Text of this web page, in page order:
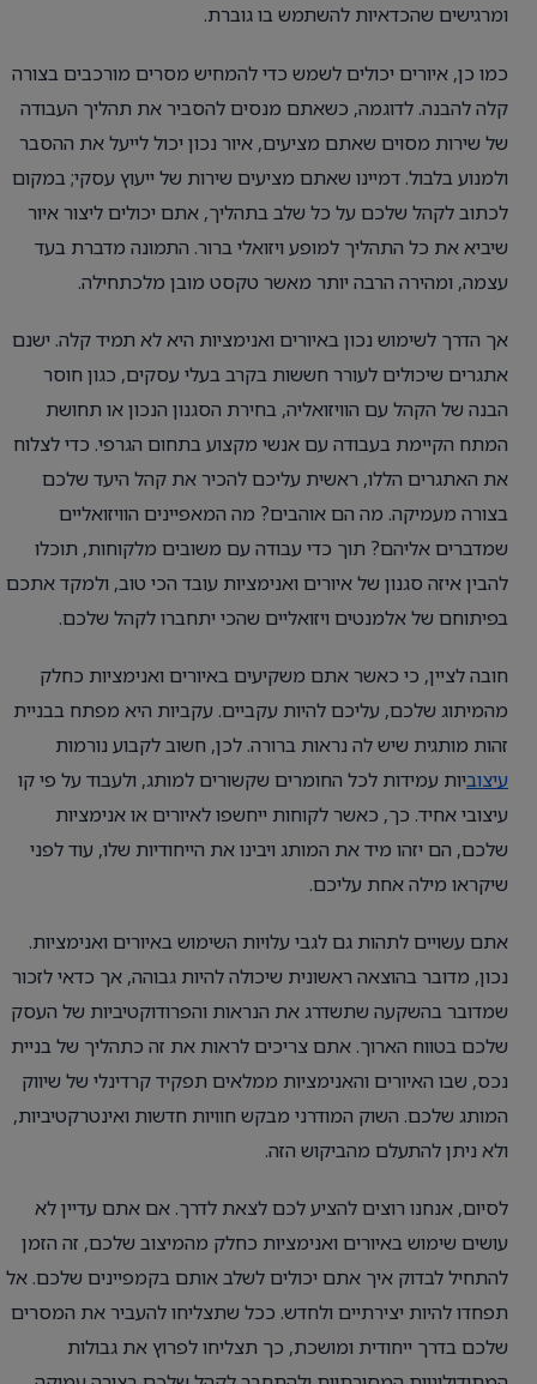
ומרגישים שהכדאיות להשתמש בו גוברת.
כמו כן, איורים יכולים לשמש כדי להמחיש מסרים מורכבים בצורה
קלה להבנה. לדוגמה, כשאתם מנסים להסביר את תהליך העבודה
של שירות מסוים שאתם מציעים, איור נכון יכול לייעל את ההסבר
ולמנוע בלבול. דמיינו שאתם מציעים שירות של ייעוץ עסקי; במקום
לכתוב לקהל שלכם על כל שלב בתהליך, אתם יכולים ליצור איור
שיביא את כל התהליך למופע ויזואלי ברור. התמונה מדברת בעד
עצמה, ומהירה הרבה יותר מאשר טקסט מובן מלכתחילה.
אך הדרך לשימוש נכון באיורים ואנימציות היא לא תמיד קלה. ישנם
אתגרים שיכולים לעורר חששות בקרב בעלי עסקים, כגון חוסר
הבנה של הקהל עם הוויזואליה, בחירת הסגנון הנכון או תחושת
המתח הקיימת בעבודה עם אנשי מקצוע בתחום הגרפי. כדי לצלוח
את האתגרים הללו, ראשית עליכם להכיר את קהל היעד שלכם
בצורה מעמיקה. מה הם אוהבים? מה המאפיינים הוויזואליים
שמדברים אליהם? תוך כדי עבודה עם משובים מלקוחות, תוכלו
להבין איזה סגנון של איורים ואנימציות עובד הכי טוב, ולמקד אתכם
בפיתוחם של אלמנטים ויזואליים שהכי יתחברו לקהל שלכם.
חובה לציין, כי כאשר אתם משקיעים באיורים ואנימציות כחלק
מהמיתוג שלכם, עליכם להיות עקביים. עקביות היא מפתח בבניית
זהות מותגית שיש לה נראות ברורה. לכן, חשוב לקבוע נורמות
עיצוביות עמידות לכל החומרים שקשורים למותג, ולעבוד על פי קו
עיצובי אחיד. כך, כאשר לקוחות ייחשפו לאיורים או אנימציות
שלכם, הם יזהו מיד את המותג ויבינו את הייחודיות שלו, עוד לפני
שיקראו מילה אחת עליכם.
אתם עשויים לתהות גם לגבי עלויות השימוש באיורים ואנימציות.
נכון, מדובר בהוצאה ראשונית שיכולה להיות גבוהה, אך כדאי לזכור
שמדובר בהשקעה שתשדרג את הנראות והפרודוקטיביות של העסק
שלכם בטווח הארוך. אתם צריכים לראות את זה כתהליך של בניית
נכס, שבו האיורים והאנימציות ממלאים תפקיד קרדינלי של שיווק
המותג שלכם. השוק המודרני מבקש חוויות חדשות ואינטרקטיביות,
ולא ניתן להתעלם מהביקוש הזה.
לסיום, אנחנו רוצים להציע לכם לצאת לדרך. אם אתם עדיין לא
עושים שימוש באיורים ואנימציות כחלק מהמיצוב שלכם, זה הזמן
להתחיל לבדוק איך אתם יכולים לשלב אותם בקמפיינים שלכם. אל
תפחדו להיות יצירתיים ולחדש. ככל שתצליחו להעביר את המסרים
שלכם בדרך ייחודית ומושכת, כך תצליחו לפרוץ את גבולות